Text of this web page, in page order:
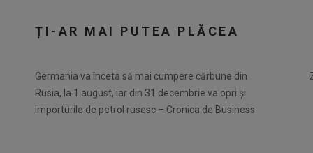
ȚI-AR MAI PUTEA PLĂCEA
Germania va înceta să mai cumpere cărbune din
Rusia, la 1 august, iar din 31 decembrie va opri și
importurile de petrol rusesc – Cronica de Business